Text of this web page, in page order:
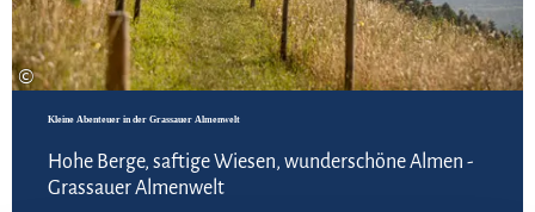
©
Kleine Abenteuer in der Grassauer Almenwelt
Hohe Berge, saftige Wiesen, wunderschöne Almen -
Grassauer Almenwelt